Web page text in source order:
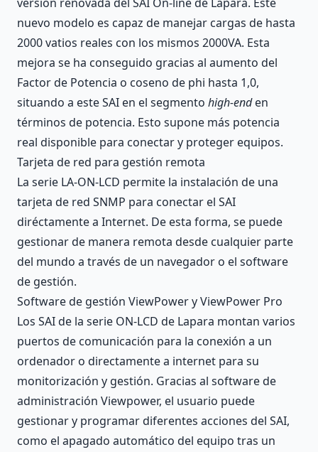
nuevo modelo es capaz de manejar cargas de hasta
2000 vatios reales con los mismos 2000VA. Esta
mejora se ha conseguido gracias al aumento del
Factor de Potencia o coseno de phi hasta 1,0,
situando a este SAI en el segmento high-enden
términos de potencia. Esto supone más potencia
real disponible para conectar y proteger equipos.
Tarjeta de red para gestión remota
La serie LA-ON-LCD permite la instalación de una
tarjeta de red SNMP para conectar el SAI
diréctamente a Internet. De esta forma, se puede
gestionar de manera remota desde cualquier parte
del mundo a través de un navegador o el software
de gestión.
Software de gestión ViewPower y ViewPower Pro
Los SAI de la serie ON-LCD de Lapara montan varios
puertos de comunicación para la conexión a un
ordenador o directamente a internet para su
monitorización y gestión. Gracias al software de
administración Viewpower, el usuario puede
gestionar y programar diferentes acciones del SAI,
como el apagado automático del equipo tras un